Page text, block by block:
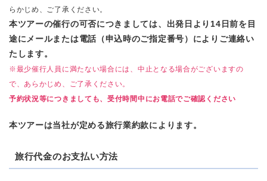
らかじめ、ご了承ください。
本ツアーの催行の可否につきましては、出発日より14日前を目
途にメールまたは電話（申込時のご指定番号）によりご連絡い
たします。
※最少催行人員に満たない場合には、中止となる場合がございますの
で、あらかじめ、ご了承ください。
予約状況等につきましても、受付時間中にお電話でご確認ください
本ツアーは当社が定める旅行業約款によります。
旅行代金のお支払い方法